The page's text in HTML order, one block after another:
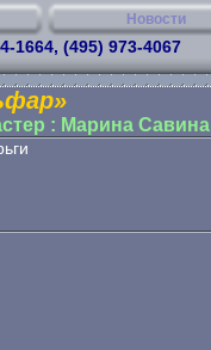
Новости
1664, (495) 973-4067
: Марина Савина